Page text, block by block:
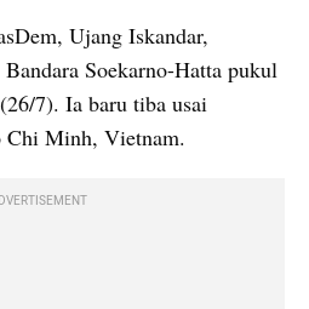
Ujang Iskandar,
Soekarno-Hatta pukul
7). Ia baru tiba usai
Chi Minh, Vietnam.